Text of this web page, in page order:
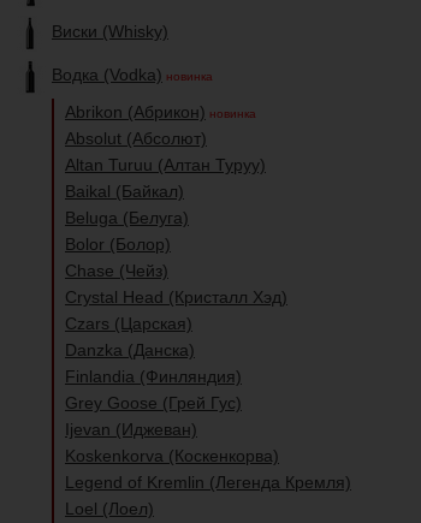
Виски (Whisky)
Водка (Vodka) новинка
Abrikon (Абрикон) новинка
Absolut (Абсолют)
Altan Turuu (Алтан Туруу)
Baikal (Байкал)
Beluga (Белуга)
Bolor (Болор)
Chase (Чейз)
Crystal Head (Кристалл Хэд)
Czars (Царская)
Danzka (Данска)
Finlandia (Финляндия)
Grey Goose (Грей Гус)
Ijevan (Иджеван)
Koskenkorva (Коскенкорва)
Legend of Kremlin (Легенда Кремля)
Loel (Лоел)